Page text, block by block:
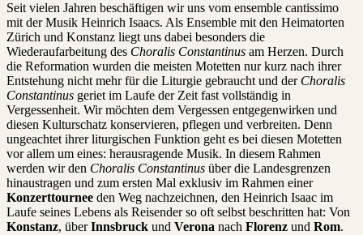
Seit vielen Jahren beschäftigen wir uns vom ensemble cantissimo
mit der Musik Heinrich Isaacs. Als Ensemble mit den Heimatorten
Zürich und Konstanz liegt uns dabei besonders die
Wiederaufarbeitung des Choralis Constantinus am Herzen. Durch
die Reformation wurden die meisten Motetten nur kurz nach ihrer
Entstehung nicht mehr für die Liturgie gebraucht und der Choralis
Constantinus geriet im Laufe der Zeit fast vollständig in
Vergessenheit. Wir möchten dem Vergessen entgegenwirken und
diesen Kulturschatz konservieren, pflegen und verbreiten. Denn
ungeachtet ihrer liturgischen Funktion geht es bei diesen Motetten
vor allem um eines: herausragende Musik. In diesem Rahmen
werden wirden Choralis Constantinus über die Landesgrenzen
hinaustragen und zum ersten Mal exklusiv im Rahmen einer
Konzerttournee den Weg nachzeichnen, den Heinrich Isaac im
Laufe seines Lebens als Reisender so oft selbst beschritten hat: Von
Konstanz, überInnsbruck und Verona nach Florenz und Rom.